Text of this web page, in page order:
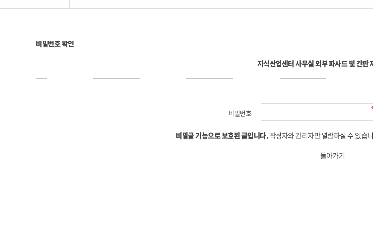
비밀번호 확인
지식산업센터 사무실 외부 파사드 및 간판
비밀번호
비밀글 기능으로 보호된 글입니다. 작성자와 관리자만 열람하실 수 있습
돌아가기